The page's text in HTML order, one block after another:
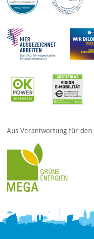
Aus Verantwortung für den